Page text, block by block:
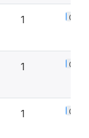
1 0.1%
1 0.1%
1 0.1%